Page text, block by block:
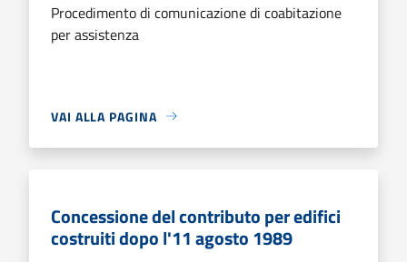
Procedimento di comunicazione di coabitazione
per assistenza
VAI ALLA PAGINA
Concessione del contributo per edifici
costruiti dopo l'11 agosto 1989